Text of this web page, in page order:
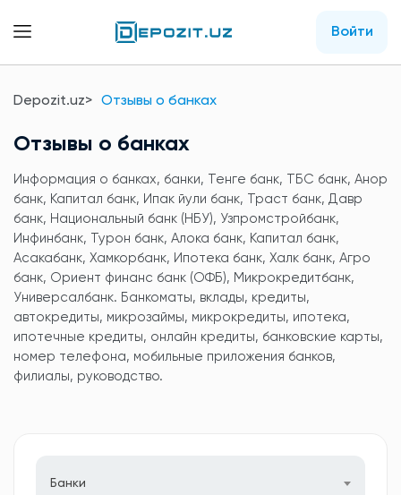
Войти
Depozit.uz Отзывы о банках
Отзывы о банках
Информация о банках, банки, Тенге банк, ТБС банк, Анор
банк, Капитал банк, Ипак йули банк, Траст банк, Давр
банк, Национальный банк (НБУ), Узпромстройбанк,
Инфинбанк, Турон банк, Алока банк, Капитал банк,
Асакабанк, Хамкорбанк, Ипотека банк, Халк банк, Агро
банк, Ориент финанс банк (ОФБ), Микрокредитбанк,
Универсалбанк. Банкоматы, вклады, кредиты,
автокредиты, микрозаймы, микрокредиты, ипотека,
ипотечные кредиты, онлайн кредиты, банковские карты,
номер телефона, мобильные приложения банков,
филиалы, руководство.
Банки